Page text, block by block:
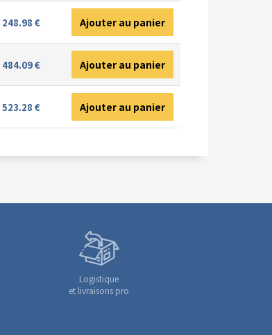
248.98 € Ajouter au panier
484.09 € Ajouter au panier
523.28 € Ajouter au panier
Logistique
et livraisons pro